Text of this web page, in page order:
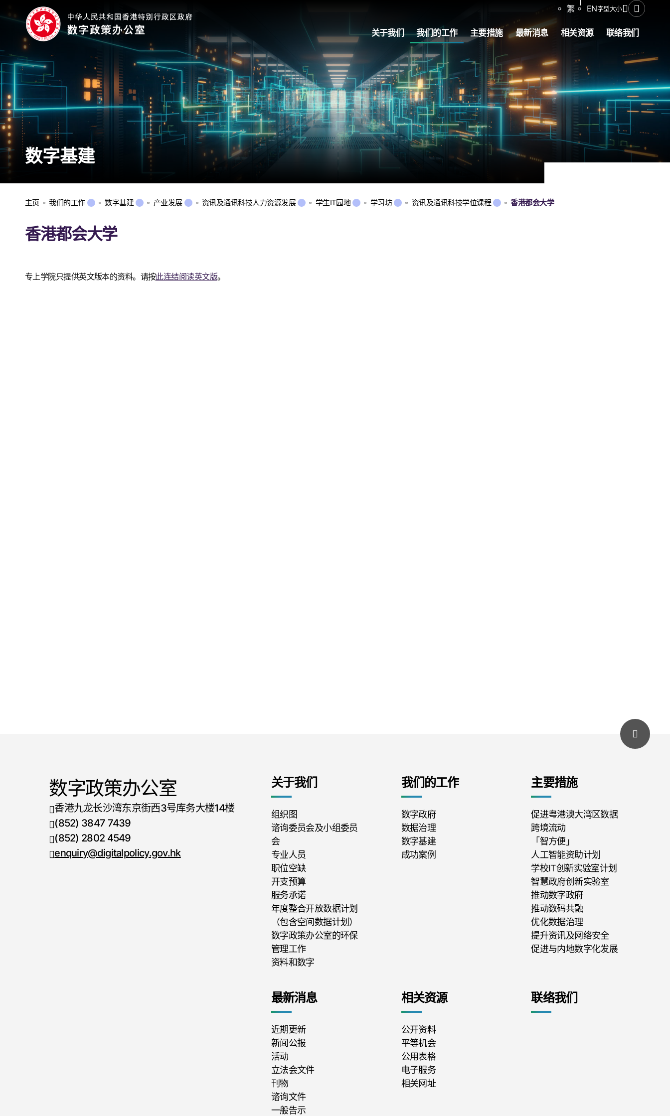
繁 EN字型大小分享打开搜寻
关于我们 我们的工作 主要措施 最新消息 相关资源 联络我们
数字基建
主页 我们的工作 数字基建 产业发展 资讯及通讯科技人力资源发展 学生IT园地 学习坊 资讯及通讯科技学位课程 香港都会大学
香港都会大学
专上学院只提供英文版本的资料。请按此连结阅读英文版。
数字政策办公室
香港九龙长沙湾东京街西3号库务大楼14楼
电话号码
(852) 3847 7439
传真号码
(852) 2802 4549
enquiry@digitalpolicy.gov.hk
关于我们
组织图
谘询委员会及小组委员
会
专业人员
职位空缺
开支预算
服务承诺
年度整合开放数据计划
（包含空间数据计划）
数字政策办公室的环保
管理工作
资料和数字
我们的工作
数字政府
数据治理
数字基建
成功案例
主要措施
促进粤港澳大湾区数据
跨境流动
「智方便」
人工智能资助计划
学校IT创新实验室计划
智慧政府创新实验室
推动数字政府
推动数码共融
优化数据治理
提升资讯及网络安全
促进与内地数字化发展
最新消息
近期更新
新闻公报
活动
立法会文件
刊物
谘询文件
一般告示
相关资源
公开资料
平等机会
公用表格
电子服务
相关网址
联络我们